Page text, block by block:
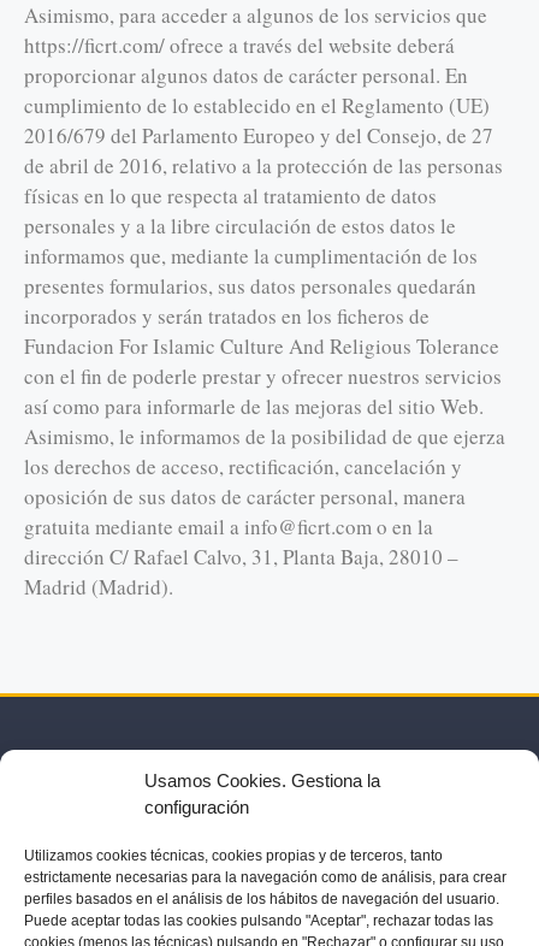
Usamos Cookies. Gestiona la
configuración
Utilizamos cookies técnicas, cookies propias y de terceros, tanto
estrictamente necesarias para la navegación como de análisis, para crear
perfiles basados en el análisis de los hábitos de navegación del usuario.
Puede aceptar todas las cookies pulsando "Aceptar", rechazar todas las
cookies (menos las técnicas) pulsando en "Rechazar" o configurar su uso
Asimismo, para acceder a algunos de los servicios que
https://ficrt.com/ ofrece a través del website deberá
proporcionar algunos datos de carácter personal. En
cumplimiento de lo establecido en el Reglamento (UE)
2016/679 del Parlamento Europeo y del Consejo, de 27
de abril de 2016, relativo a la protección de las personas
físicas en lo que respecta al tratamiento de datos
personales y a la libre circulación de estos datos le
informamos que, mediante la cumplimentación de los
presentes formularios, sus datos personales quedarán
incorporados y serán tratados en los ficheros de
Fundacion For Islamic Culture And Religious Tolerance
con el fin de poderle prestar y ofrecer nuestros servicios
así como para informarle de las mejoras del sitio Web.
Asimismo, le informamos de la posibilidad de que ejerza
los derechos de acceso, rectificación, cancelación y
oposición de sus datos de carácter personal, manera
gratuita mediante email a info@ficrt.com o en la
dirección C/ Rafael Calvo, 31, Planta Baja, 28010 –
Madrid (Madrid).
ACTIVIDADES Y EVENTOS SOCIOS BLOG EN LA PRENSA